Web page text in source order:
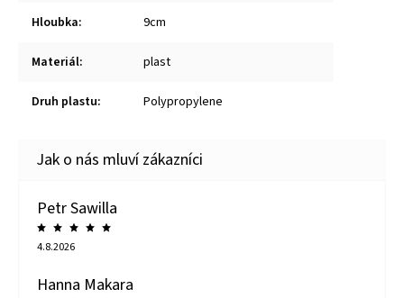
Hloubka: 9cm
Materiál: plast
Druh plastu: Polypropylene
Petr Sawilla
4.8.2026
Hanna Makara